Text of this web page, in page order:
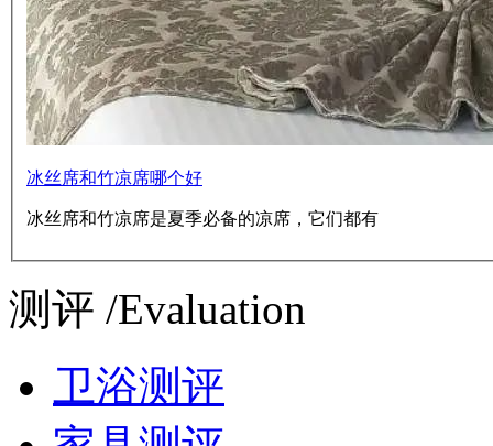
冰丝席和竹凉席哪个好
冰丝席和竹凉席是夏季必备的凉席，它们都有
测评 /Evaluation
卫浴测评